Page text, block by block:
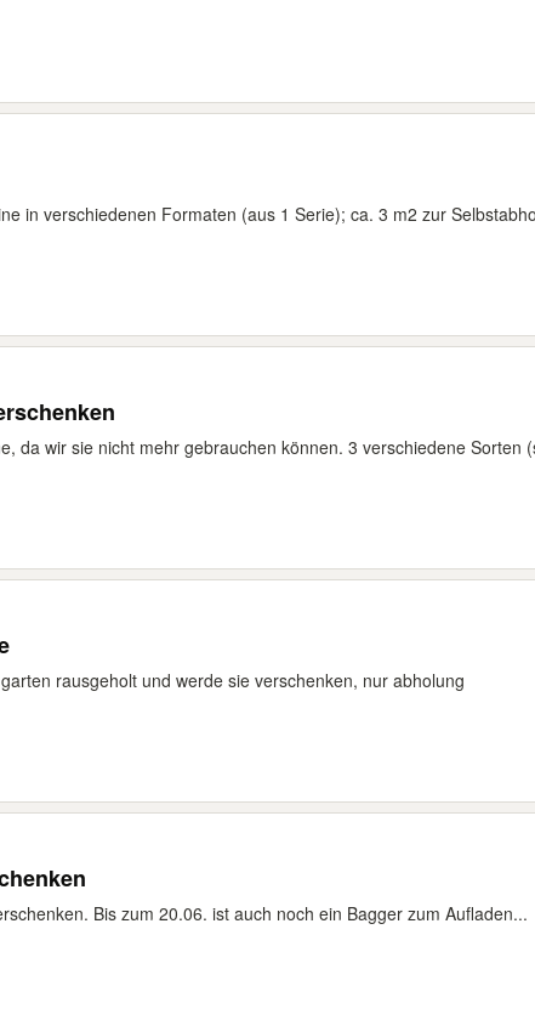
in verschiedenen Formaten (aus 1 Serie); ca. 3 m2 zur
da wir sie nicht mehr gebrauchen können. 3 verschiedene Sorten
rausgeholt und werde sie verschenken, nur abholung
Bis zum 20.06. ist auch noch ein Bagger zum Aufladen...